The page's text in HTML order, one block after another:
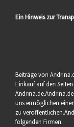
Ein Hinweis zur
Beiträge von
Einkauf auf den
uns ermöglichen
zu
folgenden Firmen: